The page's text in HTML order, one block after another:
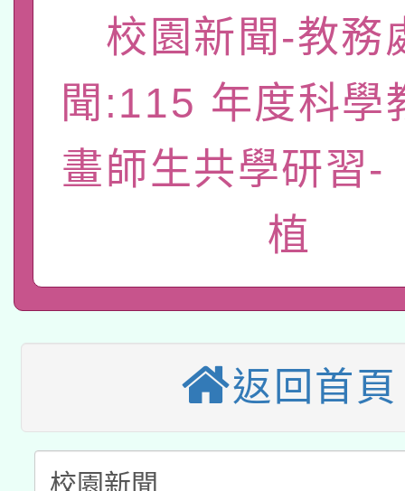
「數位內容與教學軟
有關大陸委員會函釋公
薪期間赴陸應申請許可
轉知經濟部水利署委託
業技術研究院辦理「
用水績優單位及節水達
115年8月22日(星期六
桃園市孔廟祈福系列
本校115學年度第2次
招甄選結果公告(無人
招)
適應運動共學行動站研
本館辦理115年度閱讀
暨閱讀推動專業研習
科技賦能─人工智慧
礎課程
A3數位素養講師名單
「數位內容與教學軟體
校園新聞-教務
聞:115 年度科學
畫師生共學研習-
植
返回首頁